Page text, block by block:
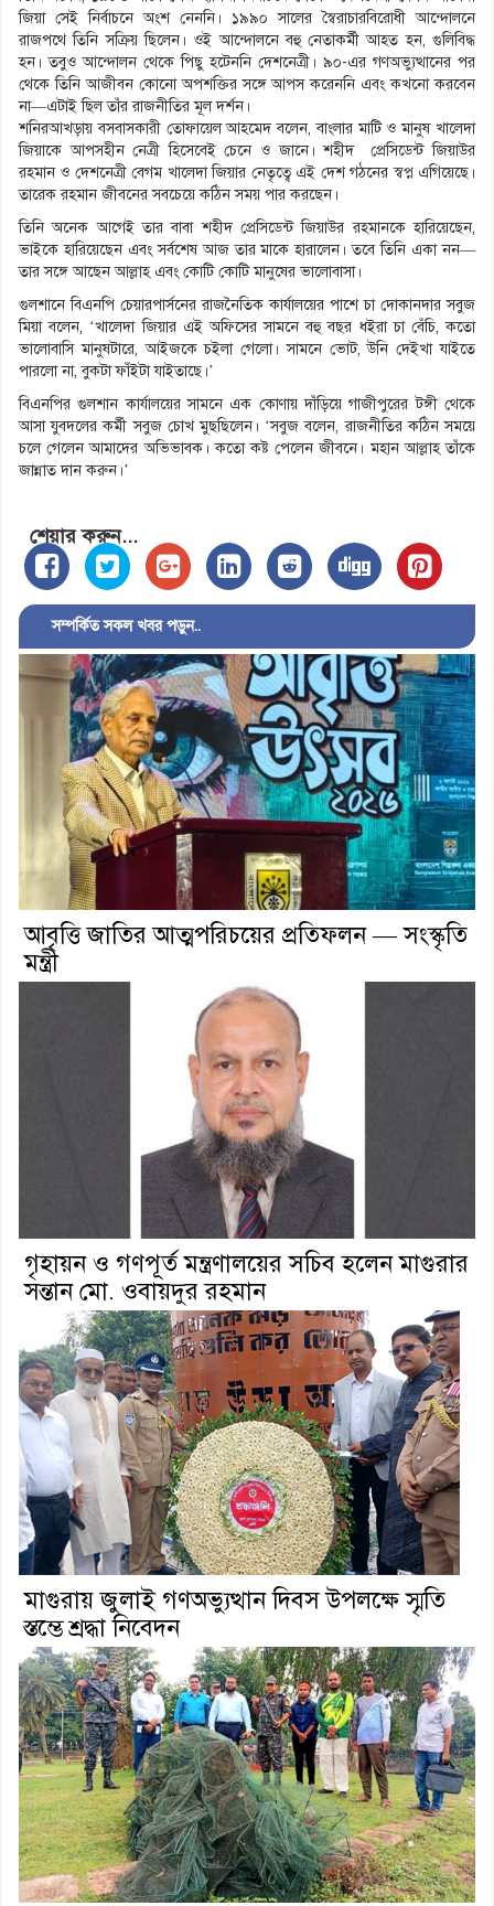
জিয়া সেই নির্বাচনে অংশ নেননি। ১৯৯০ সালের স্বৈরাচারবিরোধী আন্দোলনে
রাজপথে তিনি সক্রিয় ছিলেন। ওই আন্দোলনে বহু নেতাকর্মী আহত হন, গুলিবিদ্ধ
হন। তবুও আন্দোলন থেকে পিছু হটেননি দেশনেত্রী। ৯০-এর গণঅভ্যুত্থানের পর
থেকে তিনি আজীবন কোনো অপশক্তির সঙ্গে আপস করেননি এবং কখনো করবেন
না—এটাই ছিল তাঁর রাজনীতির মূল দর্শন।
শনিরআখড়ায় বসবাসকারী তোফায়েল আহমেদ বলেন, বাংলার মাটি ও মানুষ খালেদা
জিয়াকে আপসহীন নেত্রী হিসেবেই চেনে ও জানে। শহীদ প্রেসিডেন্ট জিয়াউর
রহমান ও দেশনেত্রী বেগম খালেদা জিয়ার নেতৃত্বে এই দেশ গঠনের স্বপ্ন এগিয়েছে।
তারেক রহমান জীবনের সবচেয়ে কঠিন সময় পার করছেন।
তিনি অনেক আগেই তার বাবা শহীদ প্রেসিডেন্ট জিয়াউর রহমানকে হারিয়েছেন,
ভাইকে হারিয়েছেন এবং সর্বশেষ আজ তার মাকে হারালেন। তবে তিনি একা নন—
তার সঙ্গে আছেন আল্লাহ এবং কোটি কোটি মানুষের ভালোবাসা।
গুলশানে বিএনপি চেয়ারপার্সনের রাজনৈতিক কার্যালয়ের পাশে চা দোকানদার সবুজ
মিয়া বলেন, ‘খালেদা জিয়ার এই অফিসের সামনে বহু বছর ধইরা চা বেঁচি, কতো
ভালোবাসি মানুষটারে, আইজকে চইলা গেলো। সামনে ভোট, উনি দেইখা যাইতে
পারলো না, বুকটা ফাঁইটা যাইতাছে।’
বিএনপির গুলশান কার্যালয়ের সামনে এক কোণায় দাঁড়িয়ে গাজীপুরের টঙ্গী থেকে
আসা যুবদলের কর্মী সবুজ চোখ মুছছিলেন। ‘সবুজ বলেন, রাজনীতির কঠিন সময়ে
চলে গেলেন আমাদের অভিভাবক। কতো কষ্ট পেলেন জীবনে। মহান আল্লাহ তাঁকে
জান্নাত দান করুন।’
শেয়ার করুন...
সম্পর্কিত সকল খবর পড়ুন..
আবৃত্তি জাতির আত্মপরিচয়ের প্রতিফলন — সংস্কৃতি
মন্ত্রী
গৃহায়ন ও গণপূর্ত মন্ত্রণালয়ের সচিব হলেন মাগুরার
সন্তান মো. ওবায়দুর রহমান
মাগুরায় জুলাই গণঅভ্যুত্থান দিবস উপলক্ষে স্মৃতি
স্তম্ভে শ্রদ্ধা নিবেদন